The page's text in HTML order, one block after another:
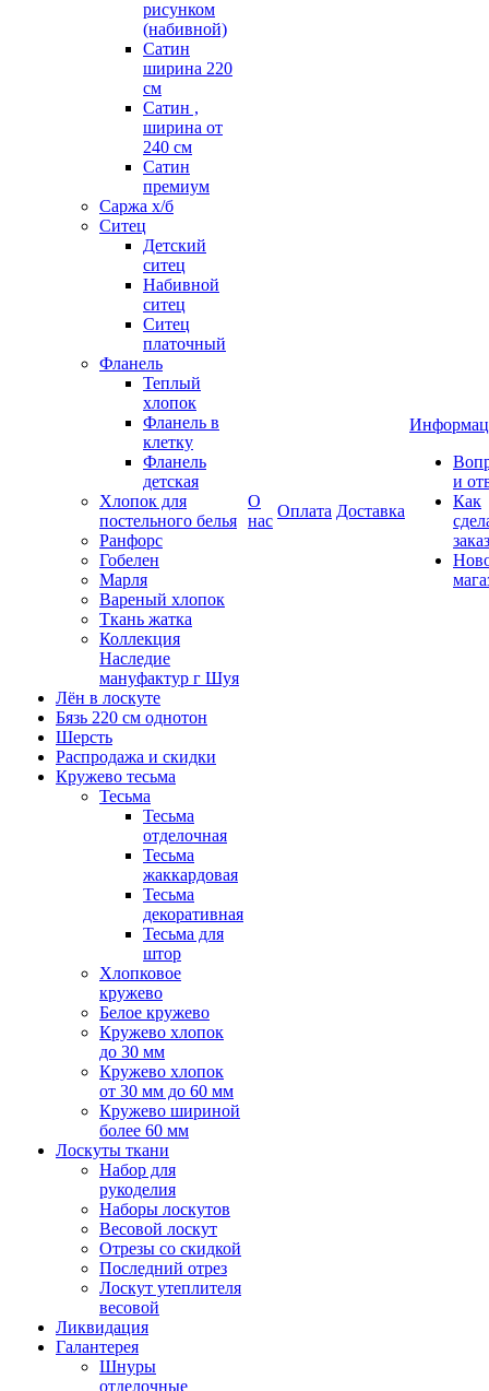
рисунком
(набивной)
Сатин
ширина 220
см
Сатин ,
ширина от
240 см
Сатин
премиум
Саржа х/б
Ситец
Детский
ситец
Набивной
ситец
Ситец
платочный
Фланель
Теплый
хлопок
Фланель в
клетку
Фланель
детская
Хлопок для
постельного белья
Ранфорс
Гобелен
Марля
Вареный хлопок
Ткань жатка
Коллекция
Наследие
мануфактур г Шуя
Лён в лоскуте
Бязь 220 см однотон
Шерсть
Распродажа и скидки
Кружево тесьма
Тесьма
Тесьма
отделочная
Тесьма
жаккардовая
Тесьма
декоративная
Тесьма для
штор
Хлопковое
кружево
Белое кружево
Кружево хлопок
до 30 мм
Кружево хлопок
от 30 мм до 60 мм
Кружево шириной
более 60 мм
Лоскуты ткани
Набор для
рукоделия
Наборы лоскутов
Весовой лоскут
Отрезы со скидкой
Последний отрез
Лоскут утеплителя
весовой
Ликвидация
Галантерея
Шнуры
отделочные
О
нас
Оплата Доставка
и
Как
заказ